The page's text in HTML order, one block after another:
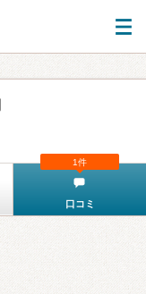
口コミ
1件